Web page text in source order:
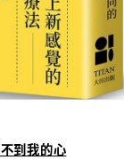
到我的心